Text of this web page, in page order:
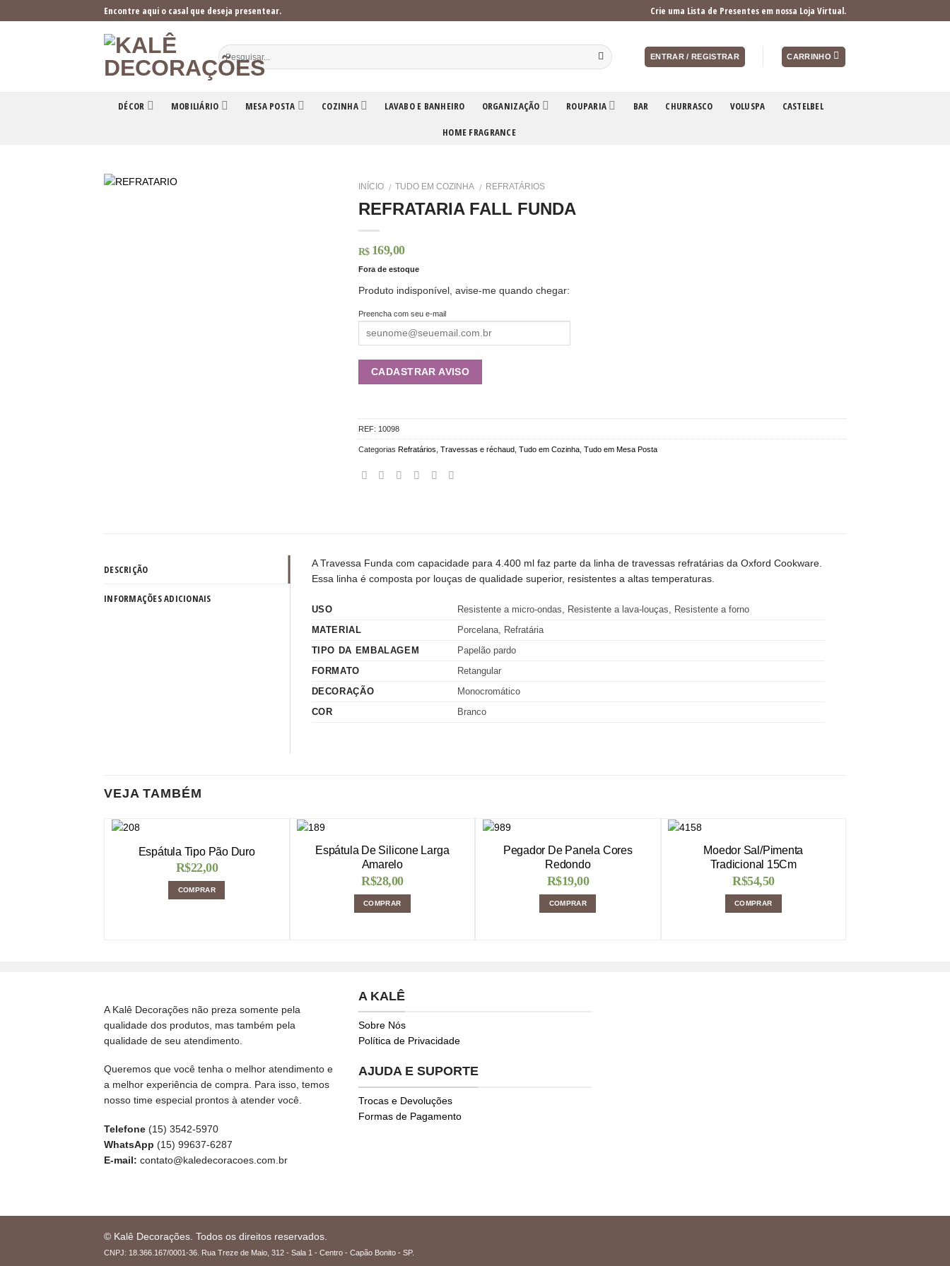
to
Encontre aqui o casal que deseja presentear. Crie uma Lista de Presentes em nossa Loja Virtual.
ENTRAR / REGISTRAR CARRINHO
DÉCOR MOBILIÁRIO MESA POSTA COZINHA LAVABO E BANHEIRO ORGANIZAÇÃO ROUPARIA BAR CHURRASCO VOLUSPA CASTELBEL
HOME FRAGRANCE
INÍCIO / TUDO EM COZINHA / REFRATÁRIOS
REFRATARIA FALL FUNDA
R$ 169,00
Fora de estoque
Produto indisponível, avise-me quando chegar:
Preencha com seu e-mail
REF: 10098
Categorias Refratários Travessas e réchaud, Tudo em Cozinha, Tudo em Mesa Posta
DESCRIÇÃO
INFORMAÇÕES ADICIONAIS
A Travessa Funda com capacidade para 4.400 ml faz parte da linha de travessas refratárias da Oxford Cookware.
Essa linha é composta por louças de qualidade superior, resistentes a altas temperaturas.
USO
Resistente a micro-ondas, Resistente a lava-louças, Resistente a forno
MATERIAL
Porcelana, Refratária
TIPO DA EMBALAGEM
Papelão pardo
FORMATO
Retangular
DECORAÇÃO
Monocromático
COR
Branco
VEJA TAMBÉM
Espátula Tipo Pão Duro
R$22,00
COMPRAR
Espátula De Silicone Larga
Amarelo
R$28,00
COMPRAR
Pegador De Panela Cores
Redondo
R$19,00
COMPRAR
Moedor Sal/Pimenta
Tradicional 15Cm
R$54,50
COMPRAR
A Kalê Decorações não preza somente pela
qualidade dos produtos, mas também pela
qualidade de seu atendimento.
Queremos que você tenha o melhor atendimento e
a melhor experiência de compra. Para isso, temos
nosso time especial prontos à atender você.
Telefone (15) 3542-5970
WhatsApp (15) 99637-6287
E-mail: contato@kaledecoracoes.com.br
A KALÊ
Sobre Nós
Política de Privacidade
AJUDA E SUPORTE
Trocas e Devoluções
Formas de Pagamento
© Kalê Decorações. Todos os direitos reservados.
CNPJ: 18.366.167/0001-36. Rua Treze de Maio, 312 - Sala 1 - Centro - Capão Bonito - SP.